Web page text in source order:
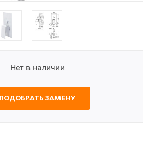
Нет в наличии
ПОДОБРАТЬ ЗАМЕНУ